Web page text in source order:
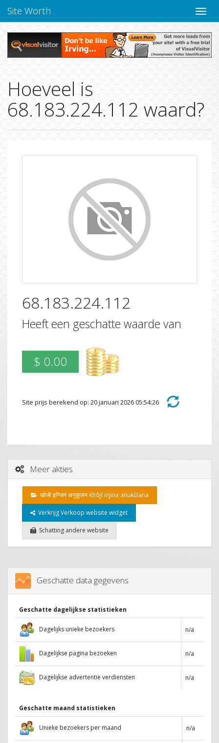
Site Worth
Hoeveel is
68.183.224.112 waard?
68.183.224.112
Heeft een geschatte waarde van
$ 0.00
Site prijs berekend op: 20 januari 2026 05:54:26
Meer akties
खोजी इन्जिन अनुकूलन Khōjī injina anukūlana
Verkrijg Verkoop website widget
Schatting andere website
Geschatte data gegevens
Geschatte dagelijkse statistieken
Dagelijks unieke bezoekers n/a
Dagelijkse pagina bezoeken n/a
Dagelijkse advertentie verdiensten n/a
Geschatte maand statistieken
Unieke bezoekers per maand n/a